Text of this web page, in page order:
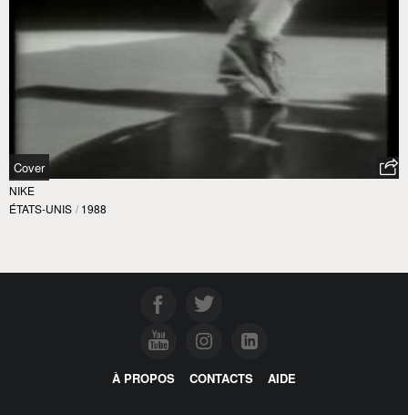
Cover
NIKE
ÉTATS-UNIS / 1988
À PROPOS CONTACTS AIDE